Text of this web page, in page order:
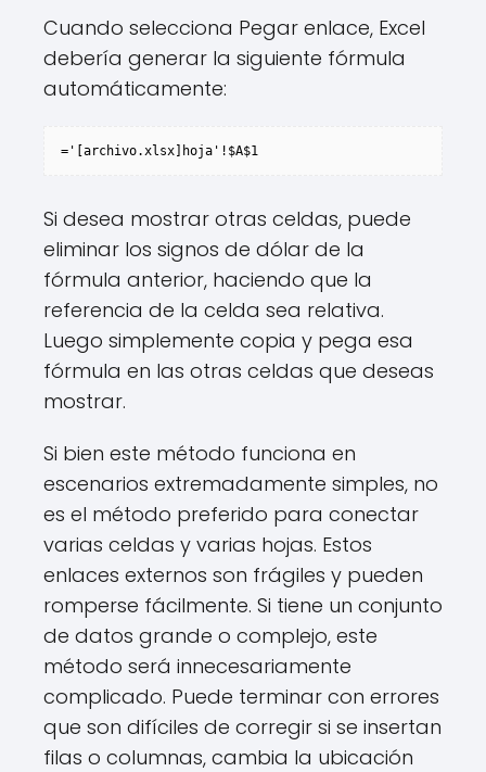
Cuando selecciona Pegar enlace, Excel
debería generar la siguiente fórmula
automáticamente:
='[archivo.xlsx]hoja'!$A$1
Si desea mostrar otras celdas, puede
eliminar los signos de dólar de la
fórmula anterior, haciendo que la
referencia de la celda sea relativa.
Luego simplemente copia y pega esa
fórmula en las otras celdas que deseas
mostrar.
Si bien este método funciona en
escenarios extremadamente simples, no
es el método preferido para conectar
varias celdas y varias hojas. Estos
enlaces externos son frágiles y pueden
romperse fácilmente. Si tiene un conjunto
de datos grande o complejo, este
método será innecesariamente
complicado. Puede terminar con errores
que son difíciles de corregir si se insertan
filas o columnas, cambia la ubicación